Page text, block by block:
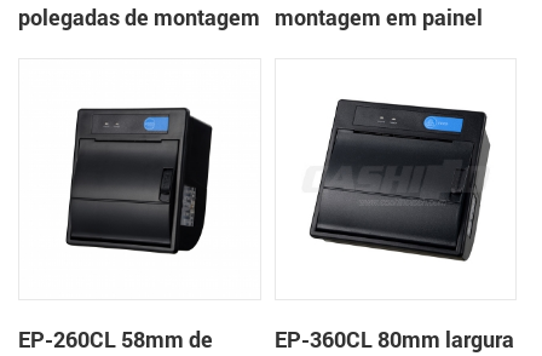
polegadas de montagem montagem em painel
EP-260CL 58mm de
EP-360CL 80mm largura